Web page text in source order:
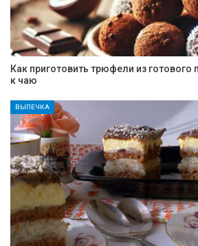
Как приготовить трюфели из
к чаю
ВЫПЕЧКА